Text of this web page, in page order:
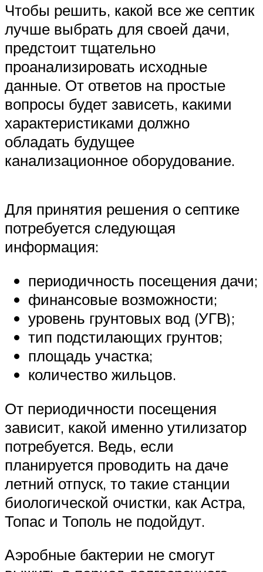
Чтобы решить, какой все же септик
лучше выбрать для своей дачи,
предстоит тщательно
проанализировать исходные
данные. От ответов на простые
вопросы будет зависеть, какими
характеристиками должно
обладать будущее
канализационное оборудование.
Для принятия решения о септике
потребуется следующая
информация:
периодичность посещения дачи;
финансовые возможности;
уровень грунтовых вод (УГВ);
тип подстилающих грунтов;
площадь участка;
количество жильцов.
От периодичности посещения
зависит, какой именно утилизатор
потребуется. Ведь, если
планируется проводить на даче
летний отпуск, то такие станции
биологической очистки, как Астра,
Топас и Тополь не подойдут.
Аэробные бактерии не смогут